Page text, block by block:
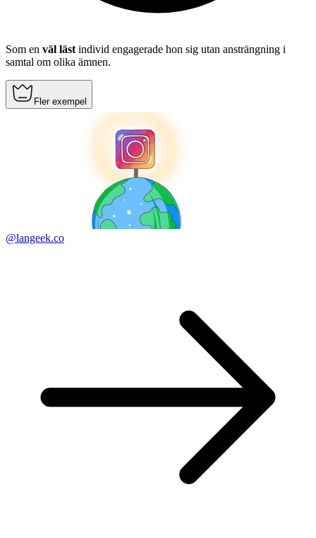
Som en väl läst individ engagerade hon sig utan ansträngning i
samtal om olika ämnen.
Fler exempel
@langeek.co